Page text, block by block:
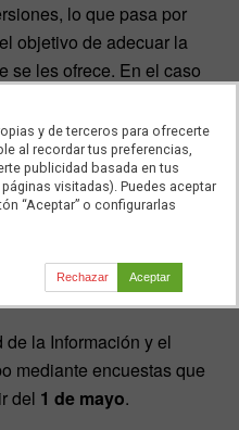
lo que pasa por
objetivo de adecuar la
se les ofrece. En el caso
Conocimiento’ les va a
cantidad de datos de
lo cual van a poder
demostrar a sus
sus visitantes’, tal y como
Estudio General de
la Información y el
mediante encuestas que
del 1 de mayo.
y de terceros para ofrecerte
al recordar tus preferencias,
publicidad basada en tus
visitadas). Puedes aceptar
“Aceptar” o configurarlas
Rechazar Aceptar